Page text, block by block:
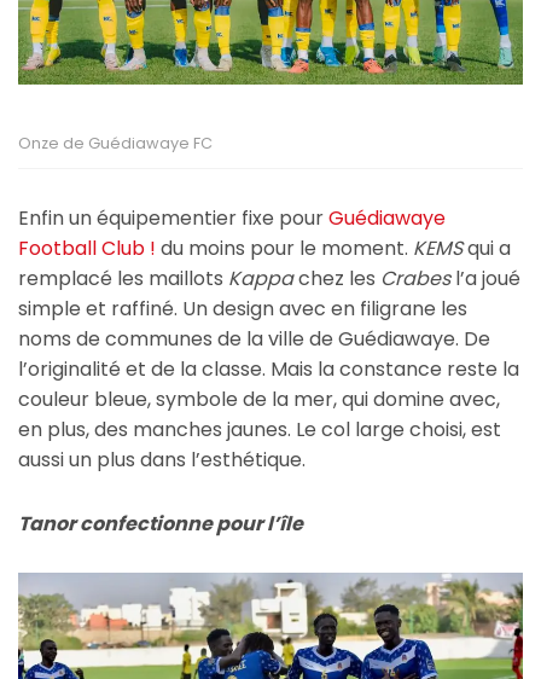
Onze de Guédiawaye FC
Enfin un équipementier fixe pourGuédiawaye
Football Club ! du moins pour le moment. KEMSqui a
remplacé les maillots Kappachez les Crabesl’a joué
simple et raffiné. Un design avec en filigrane les
noms de communes de la ville de Guédiawaye. De
l’originalité et de la classe. Mais la constance reste la
couleur bleue, symbole de la mer, qui domine avec,
en plus, des manches jaunes. Le col large choisi, est
aussi un plus dans l’esthétique.
Tanor confectionne pour l’île